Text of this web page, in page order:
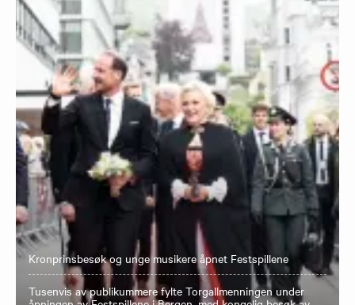
Kronprinsbesøk og unge musikere åpnet Festspillene
Tusenvis av publikummere fylte Torgallmenningen under